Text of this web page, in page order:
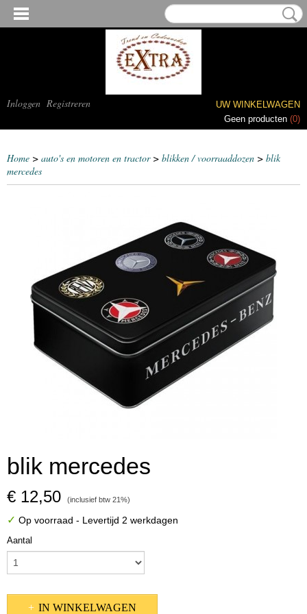
Inloggen Registreren
UW WINKELWAGEN
Geen producten (0)
Home > auto's en motoren en tractor> blikken / voorraaddozen > blik
mercedes
blik mercedes
€ 12,50 (inclusief btw 21%)
✓ Op voorraad - Levertijd 2 werkdagen
Aantal
IN WINKELWAGEN